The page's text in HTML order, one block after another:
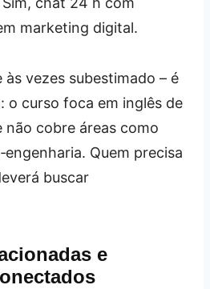
marketing digital.
vezes subestimado – é
o curso foca em inglês de
não cobre áreas como
Quem precisa
buscar
e